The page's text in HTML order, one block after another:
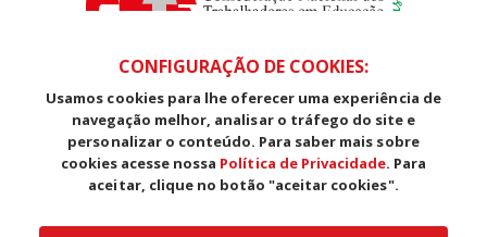
SDS, Edifício Venâncio III, Salas 101/106
CEP: 70393-902 - Brasília - DF
Telefone (61) 3225-1003 - E-mail cnte@cnte.org.br
CONFIGURAÇÃO DE COOKIES:
Usamos cookies para lhe oferecer uma experiência de
navegação melhor, analisar o tráfego do site e
personalizar o conteúdo. Para saber mais sobre
cookies acesse nossa Política de Privacidade. Para
aceitar, clique no botão "aceitar cookies".